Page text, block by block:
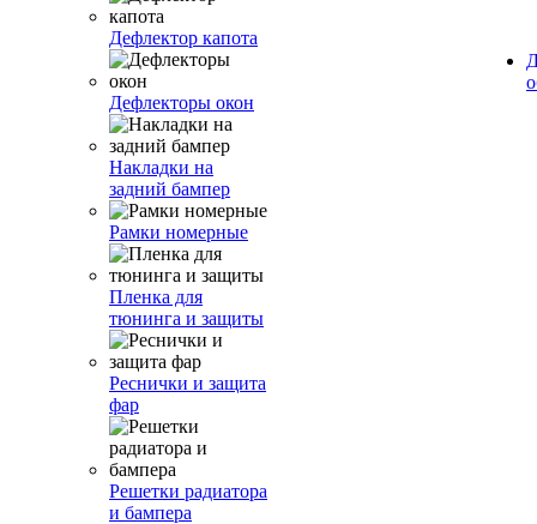
Дефлектор капота
Дефлекторы окон
Накладки на
задний бампер
Рамки номерные
Пленка для
тюнинга и защиты
Реснички и защита
фар
Решетки радиатора
и бампера